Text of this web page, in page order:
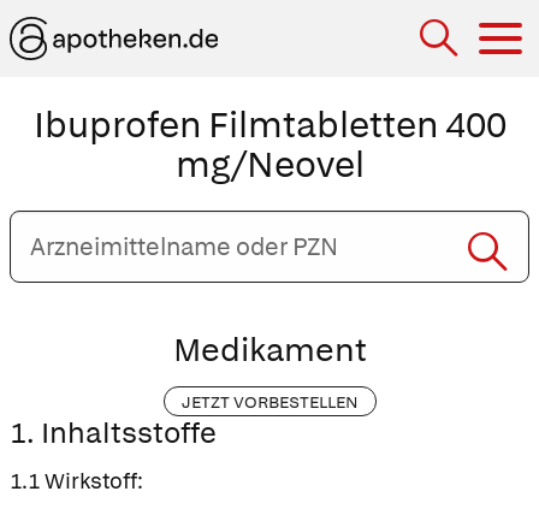
Ibuprofen Filmtabletten 400
mg/Neovel
Arzneimittelname
oder
PZN
Medikament
JETZT VORBESTELLEN
1. Inhaltsstoffe
1.1 Wirkstoff: